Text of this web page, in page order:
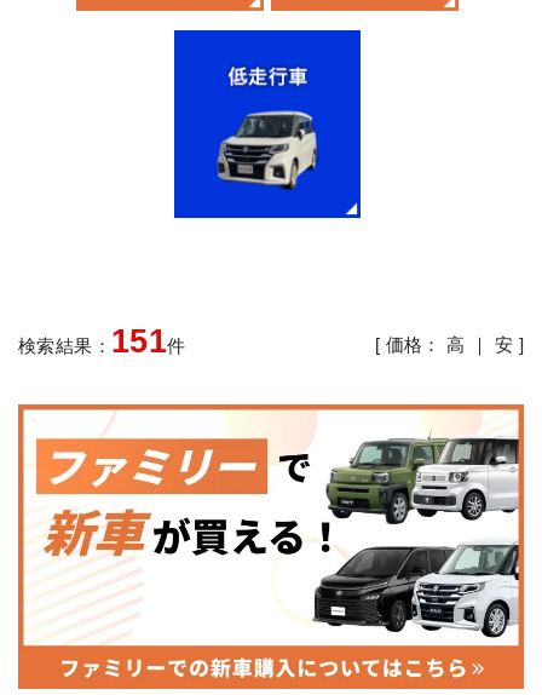
検索結果： 151件 [ 価格：高 ｜ 安 ]